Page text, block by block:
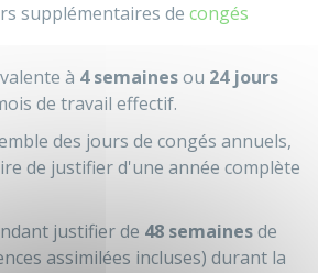
supplémentaires de congés
à 4 semainesou 24 jours
de travail effectif.
des jours de congés annuels,
de justifier d'une année complète
justifier de 48 semainesde
assimilées incluses) durant la